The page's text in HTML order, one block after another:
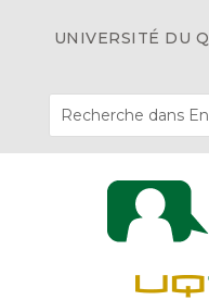
UNIVERSITÉ DU